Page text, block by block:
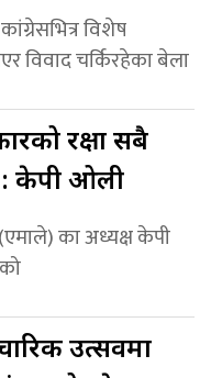
विशेष
विवाद चर्किरहेका बेला
रक्षा सबै
: केपी ओली
का अध्यक्ष केपी
उत्सवमा